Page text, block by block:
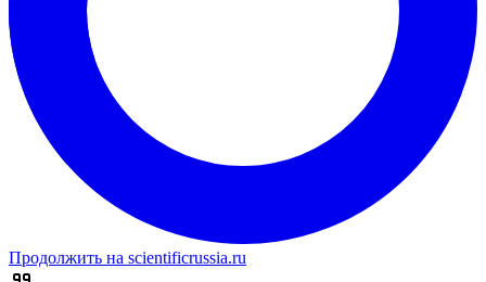
Продолжить на scientificrussia.ru